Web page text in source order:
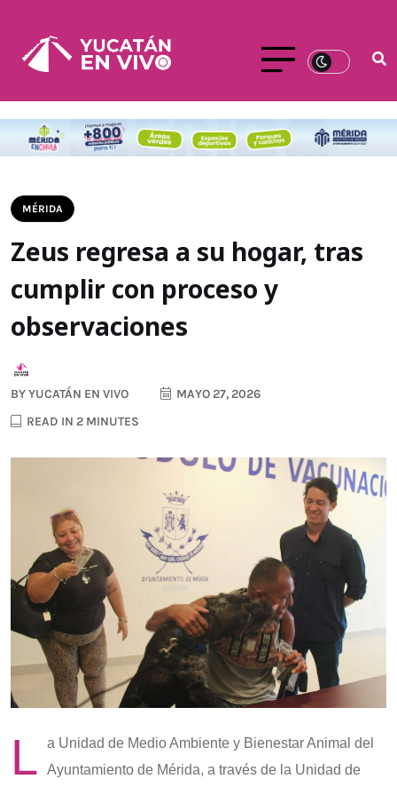
MÉRIDA
Zeus regresa a su hogar, tras
cumplir con proceso y
observaciones
BYYUCATÁN EN VIVO
MAYO 27, 2026
READ IN 2 MINUTES
L
a Unidad de Medio Ambiente y Bienestar Animal del
Ayuntamiento de Mérida, a través de la Unidad de